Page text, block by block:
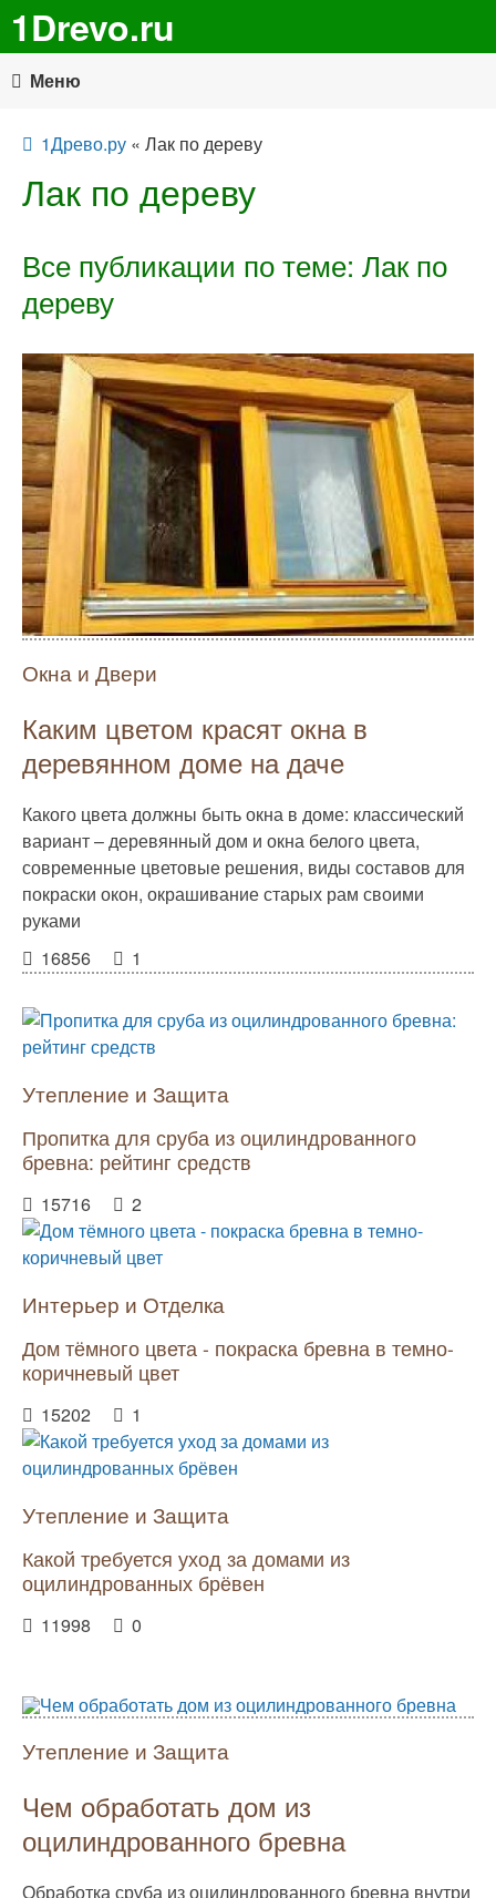
1Drevo.ru
Меню
1Древо.ру « Лак по дереву
Лак по дереву
Все публикации по теме: Лак по
дереву
Окна и Двери
Каким цветом красят окна в
деревянном доме на даче
Какого цвета должны быть окна в доме: классический
вариант – деревянный дом и окна белого цвета,
современные цветовые решения, виды составов для
покраски окон, окрашивание старых рам своими
руками
16856
1
Утепление и Защита
Пропитка для сруба из оцилиндрованного
бревна: рейтинг средств
15716 2
Интерьер и Отделка
Дом тёмного цвета - покраска бревна в темно-
коричневый цвет
15202 1
Утепление и Защита
Какой требуется уход за домами из
оцилиндрованных брёвен
11998 0
Утепление и Защита
Чем обработать дом из
оцилиндрованного бревна
Обработка сруба из оцилиндрованного бревна внутри